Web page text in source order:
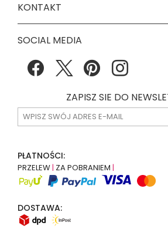
KONTAKT
SOCIAL MEDIA
ZAPISZ SIE DO
PŁATNOŚCI:
PRZELEW| ZA POBRANIEM |
DOSTAWA: